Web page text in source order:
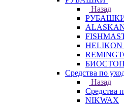
Назад
HELIKON
БИОСТОП
Средства по
Назад
Средства
NIKWAX